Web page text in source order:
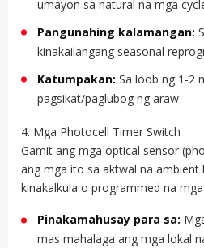
umayon sa natural na mga
Pangunahing kalamangan:
kinakailangang seasonal
Katumpakan: Sa loob ng 1-2
pagsikat/paglubog ng araw
4. Mga Photocell Timer Switch
Gamit ang mga optical sensor
ang mga ito sa aktwal na ambient
kinakalkula o programmed na
Pinakamahusay para sa:
mas mahalaga ang mga lokal